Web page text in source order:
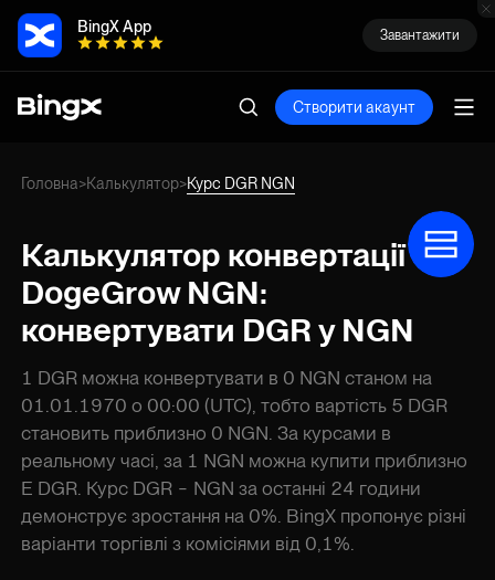
BingX App Завантажити
Створити акаунт
Головна>Калькулятор>Курс DGR NGN
Калькулятор конвертації
DogeGrow NGN:
конвертувати DGR у NGN
1 DGR можна конвертувати в 0 NGN станом на
01.01.1970 о 00:00 (UTC), тобто вартість 5 DGR
становить приблизно 0 NGN. За курсами в
реальному часі, за 1 NGN можна купити приблизно
E DGR. Курс DGR - NGN за останні 24 години
демонструє зростання на 0%. BingX пропонує різні
варіанти торгівлі з комісіями від 0,1%.